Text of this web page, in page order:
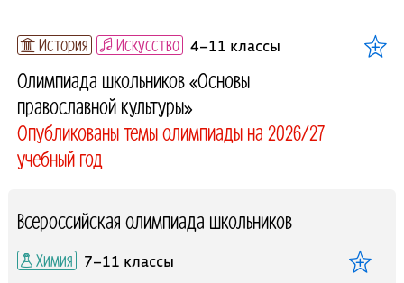
История Искусство 4–11 классы
Олимпиада школьников «Основы
православной культуры»
Опубликованы темы олимпиады на 2026/27
учебный год
Всероссийская олимпиада школьников
Химия
7–11 классы